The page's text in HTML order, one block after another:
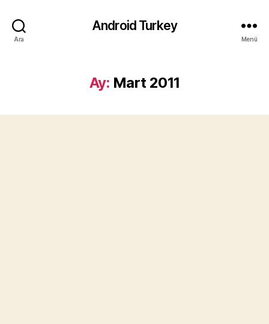
Ara
Android Turkey
Menü
Ay: Mart 2011